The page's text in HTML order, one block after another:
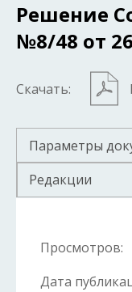
Решение
№8/48 от
Скачать:
Параметры
Редакции
Просмотров:
Дата